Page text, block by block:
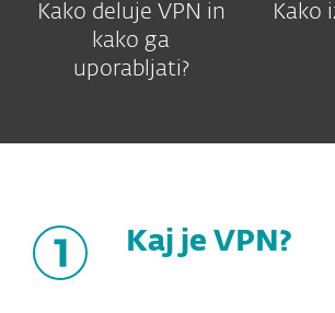
Kako deluje VPN in
kako ga
uporabljati?
Kako
Kaj je VPN?